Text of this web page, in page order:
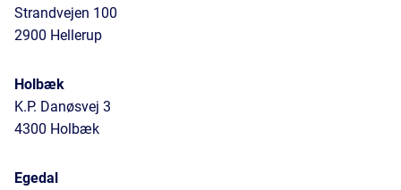
Strandvejen 100
2900 Hellerup
Holbæk
K.P. Danøsvej 3
4300 Holbæk
Egedal